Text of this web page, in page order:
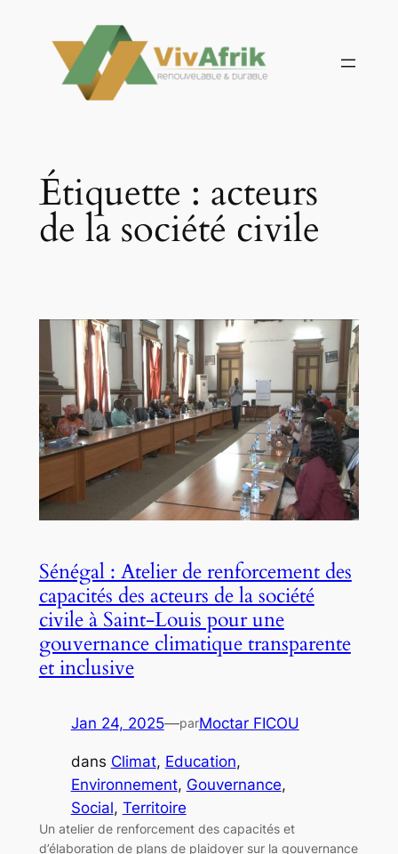
contenu
Étiquette : acteurs
de la société civile
Sénégal : Atelier de renforcement des
capacités des acteurs de la société
civile à Saint-Louis pour une
gouvernance climatique transparente
et inclusive
Jan 24, 2025—parMoctar FICOU
dans Climat, Education
Environnement, Gouvernance
Social, Territoire
Un atelier de renforcement des capacités et
d’élaboration de plans de plaidoyer sur la gouvernance